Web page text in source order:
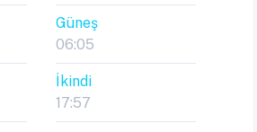
Güneş
06:05
İkindi
17:57